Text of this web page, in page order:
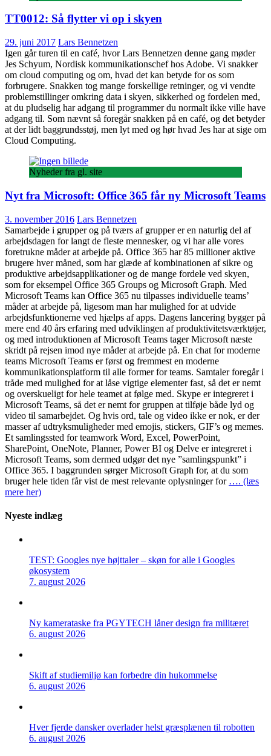
TT0012: Så flytter vi op i skyen
29. juni 2017 Lars Bennetzen
Igen går turen til en café, hvor Lars Bennetzen denne gang møder
Jes Schyum, Nordisk kommunikationschef hos Adobe. Vi snakker
om cloud computing og om, hvad det kan betyde for os som
forbrugere. Snakken tog mange forskellige retninger, og vi vendte
problemstillinger omkring data i skyen, sikkerhed og fordelen med,
at du pludselig har adgang til programmer du normalt ikke ville have
adgang til. Som nævnt så foregår snakken på en café, og det betyder
at der lidt baggrundsstøj, men lyt med og hør hvad Jes har at sige om
Cloud Computing.
Nyheder fra gl. site
Nyt fra Microsoft: Office 365 får ny Microsoft Teams
3. november 2016 Lars Bennetzen
Samarbejde i grupper og på tværs af grupper er en naturlig del af
arbejdsdagen for langt de fleste mennesker, og vi har alle vores
foretrukne måder at arbejde på. Office 365 har 85 millioner aktive
brugere hver måned, som har glæde af kombinationen af sikre og
produktive arbejdsapplikationer og de mange fordele ved skyen,
som for eksempel Office 365 Groups og Microsoft Graph. Med
Microsoft Teams kan Office 365 nu tilpasses individuelle teams’
måder at arbejde på, ligesom man har mulighed for at udvide
arbejdsfunktionerne ved hjælps af apps. Dagens lancering bygger på
mere end 40 års erfaring med udviklingen af produktivitetsværktøjer,
og med introduktionen af Microsoft Teams tager Microsoft næste
skridt på rejsen imod nye måder at arbejde på. En chat for moderne
teams Microsoft Teams er først og fremmest en moderne
kommunikationsplatform til alle former for teams. Samtaler foregår i
tråde med mulighed for at låse vigtige elementer fast, så det er nemt
og overskueligt for hele teamet at følge med. Skype er integreret i
Microsoft Teams, så det er nemt for gruppen at tilføje både lyd og
video til samarbejdet. Og hvis ord, tale og video ikke er nok, er der
masser af udtryksmuligheder med emojis, stickers, GIF’s og memes.
Et samlingssted for teamwork Word, Excel, PowerPoint,
SharePoint, OneNote, Planner, Power BI og Delve er integreret i
Microsoft Teams, som dermed udgør det nye ”samlingspunkt” i
Office 365. I baggrunden sørger Microsoft Graph for, at du som
bruger hele tiden får vist de mest relevante oplysninger for …. (læs
mere her)
Nyeste indlæg
TEST: Googles nye højttaler – skøn for alle i Googles
økosystem
7. august 2026
Ny kamerataske fra PGYTECH låner design fra militæret
6. august 2026
Skift af studiemiljø kan forbedre din hukommelse
6. august 2026
Hver fjerde dansker overlader helst græsplænen til robotten
6. august 2026